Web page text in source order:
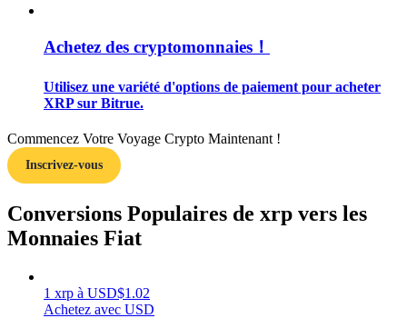
Stratégies de trading
Apprenez à rester rentable
Achetez des cryptomonnaies！
Utilisez une variété d'options de paiement pour acheter
XRP sur Bitrue.
Commencez Votre Voyage Crypto Maintenant !
Inscrivez-vous
Conversions Populaires de xrp vers les
Monnaies Fiat
1 xrp à USD$1.02
Achetez avec USD